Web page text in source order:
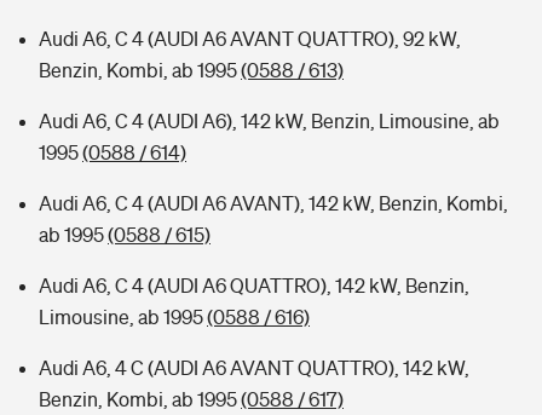
Audi A6, C 4 (AUDI A6 AVANT QUATTRO), 92 kW,
Benzin, Kombi, ab 1995(0588 / 613)
Audi A6, C 4 (AUDI A6), 142 kW, Benzin, Limousine, ab
1995(0588 / 614)
Audi A6, C 4 (AUDI A6 AVANT), 142 kW, Benzin, Kombi,
ab 1995(0588 / 615)
Audi A6, C 4 (AUDI A6 QUATTRO), 142 kW, Benzin,
Limousine, ab 1995(0588 / 616)
Audi A6, 4 C (AUDI A6 AVANT QUATTRO), 142 kW,
Benzin, Kombi, ab 1995(0588 / 617)